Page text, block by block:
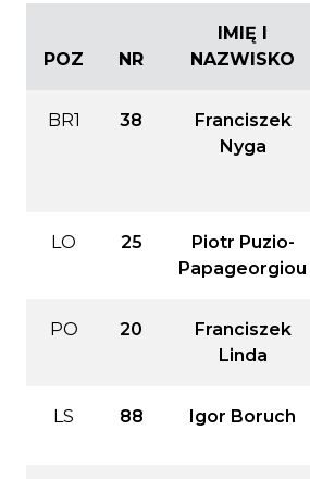
POZ NR
IMIĘ I
NAZWISKO
BR1 38
Franciszek
Nyga
LO 25
Piotr Puzio-
Papageorgiou
PO 20
Franciszek
Linda
LS 88 Igor Boruch